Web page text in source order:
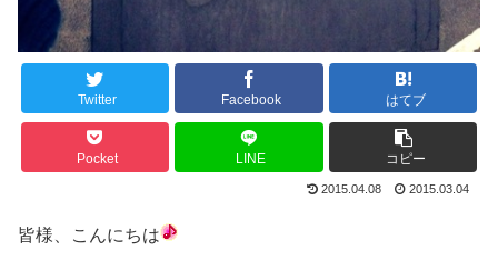
Twitter Facebook はてブ
Pocket LINE コピー
2015.04.08 2015.03.04
皆様、こんにちは